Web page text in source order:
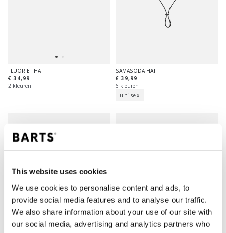
This website uses cookies
We use cookies to personalise content and ads, to
provide social media features and to analyse our traffic.
We also share information about your use of our site with
our social media, advertising and analytics partners who
FLUORIET HAT
€ 34,99
2 kleuren
SAMASODA HAT
€ 39,99
6 kleuren
unisex